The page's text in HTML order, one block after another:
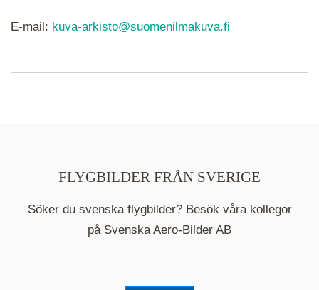
E-mail: kuva-arkisto@suomenilmakuva.fi
FLYGBILDER FRÅN SVERIGE
Söker du svenska flygbilder? Besök våra kollegor
på Svenska Aero-Bilder AB